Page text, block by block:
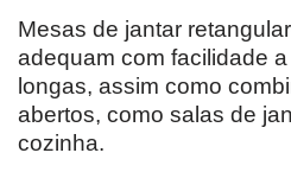
Mesas de jantar
adequam com facilidade
longas, assim como
abertos, como salas de
cozinha.